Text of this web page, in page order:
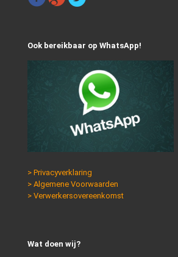
Ook bereikbaar op WhatsApp!
> Privacyverklaring
> Algemene Voorwaarden
> Verwerkersovereenkomst
Wat doen wij?